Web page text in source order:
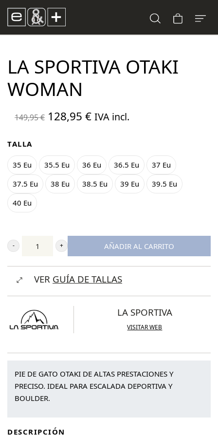
LA SPORTIVA OTAKI
WOMAN
149,95€ El
era:
149,95 €.
128,95 €El
es:
128,95 €.
IVA incl.
TALLA
35 Eu 35.5 Eu 36 Eu 36.5 Eu
37 Eu
37.5 Eu
38 Eu 38.5 Eu 39 Eu
39.5 Eu
40 Eu
La
Sportiva
Otaki
AÑADIR AL CARRITO
VER GUÍA DE TALLAS
LA SPORTIVA
VISITAR WEB
PIE DE GATO OTAKI DE ALTAS PRESTACIONES Y
PRECISO. IDEAL PARA ESCALADA DEPORTIVA Y
BOULDER.
DESCRIPCIÓN